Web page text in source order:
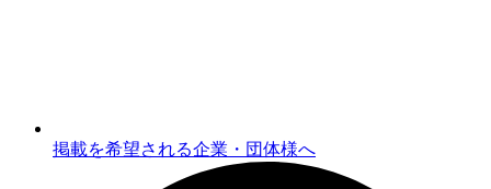
掲載を希望される企業・団体様へ